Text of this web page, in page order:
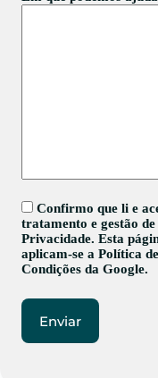
Confirmo que li e
tratamento e gestão
Privacidade. Esta
aplicam-se a Política
Condições da Google.